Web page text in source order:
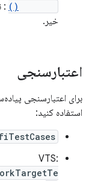
خیر.
اعتبارسنجی
استفاده کنید:
VTS: